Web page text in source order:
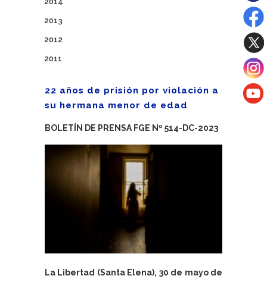
2013
2012
2011
22 años de prisión por violación a
su hermana menor de edad
BOLETÍN DE PRENSA FGE Nº 514-DC-2023
La Libertad (Santa Elena), 30 de mayo de